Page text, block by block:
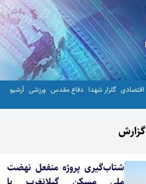
اقتصادی گلزار شهدا دفاع مقدس ورزشی آرشیو
گزارش
شتاب‌گیری پروژه منفعل نهضت